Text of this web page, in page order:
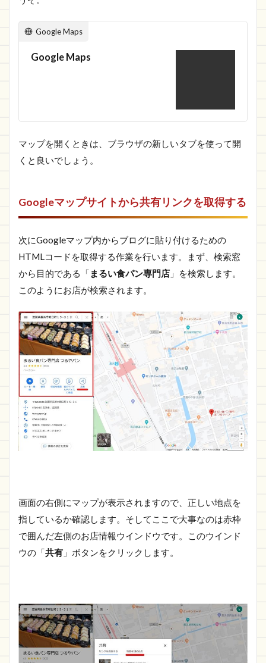
Google Maps
Google Maps
マップを開くときは、ブラウザの新しいタブを使って開
くと良いでしょう。
Googleマップサイトから共有リンクを取得する
次にGoogleマップ内からブログに貼り付けるための
HTMLコードを取得する作業を行います。まず、検索窓
から目的である「 まるい食パン専門店 」を検索します。
このようにお店が検索されます。
画面の右側にマップが表示されますので、正しい地点を
指しているか確認します。そしてここで大事なのは赤枠
で囲んだ左側のお店情報ウインドウです。このウインド
ウの「共有 」ボタンをクリックします。